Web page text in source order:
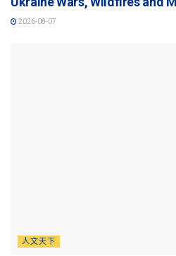
2026-08-07
人文天下